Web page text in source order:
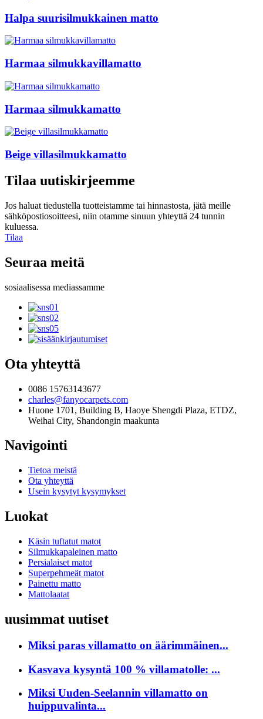
Halpa suurisilmukkainen matto
Harmaa silmukkavillamatto
Harmaa silmukkamatto
Beige villasilmukkamatto
Tilaa uutiskirjeemme
Jos haluat tiedustella tuotteistamme tai hinnastosta, jätä meille
sähköpostiosoitteesi, niin otamme sinuun yhteyttä 24 tunnin
kuluessa.
Tilaa
Seuraa meitä
sosiaalisessa mediassamme
Ota yhteyttä
0086 15763143677
charles@fanyocarpets.com
Huone 1701, Building B, Haoye Shengdi Plaza, ETDZ,
Weihai City, Shandongin maakunta
Navigointi
Tietoa meistä
Ota yhteyttä
Usein kysytyt kysymykset
Luokat
Käsin tuftatut matot
Silmukkapaleinen matto
Persialaiset matot
Superpehmeät matot
Painettu matto
Mattolaatat
uusimmat uutiset
Miksi paras villamatto on äärimmäinen...
Kasvava kysyntä 100 % villamatolle: ...
Miksi Uuden-Seelannin villamatto on
huippuvalinta...